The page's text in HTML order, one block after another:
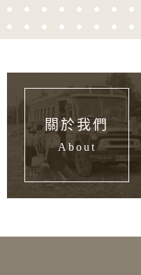
關於我們
About